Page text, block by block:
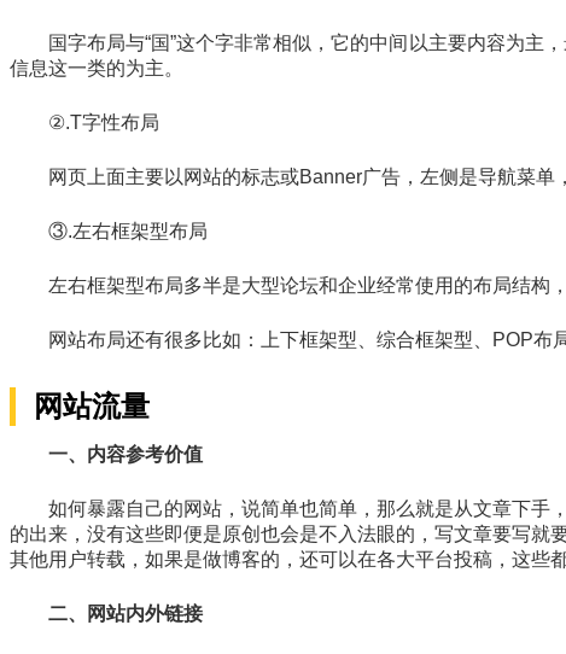
国字布局与“国”这个字非常相似，它的中间以主要内容为
信息这一类的为主。
②.T字性布局
网页上面主要以网站的标志或Banner广告，左侧是导航菜单
③.左右框架型布局
左右框架型布局多半是大型论坛和企业经常使用的布局结构
网站布局还有很多比如：上下框架型、综合框架型、POP布
网站流量
一、内容参考价值
如何暴露自己的网站，说简单也简单，那么就是从文章下手
的出来，没有这些即便是原创也会是不入法眼的，写文章要写
其他用户转载，如果是做博客的，还可以在各大平台投稿，这些
二、网站内外链接